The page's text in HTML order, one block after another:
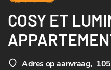
COSY ET
EXCELLENT
Adres op aanvraag,